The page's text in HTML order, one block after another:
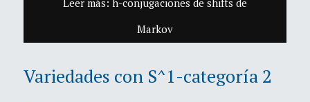
Leer más: h-conjugaciones de shifts de
Markov
Variedades con S^1-categoría 2